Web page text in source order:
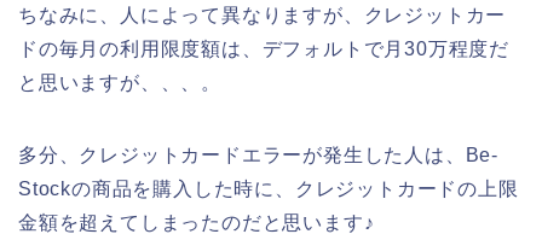
ちなみに、人によって異なりますが、クレジットカー
ドの毎月の利用限度額は、デフォルトで月30万程度だ
と思いますが、、、。
多分、クレジットカードエラーが発生した人は、Be-
Stockの商品を購入した時に、クレジットカードの上限
金額を超えてしまったのだと思います♪